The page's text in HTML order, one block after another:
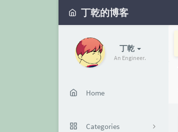
丁乾的博客
丁乾
An Engineer.
Home
Categories